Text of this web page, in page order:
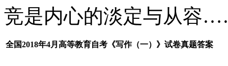
竞是内心的淡定与从容
全国2018年4月高等教育自考《写作（一）》试卷真题答案